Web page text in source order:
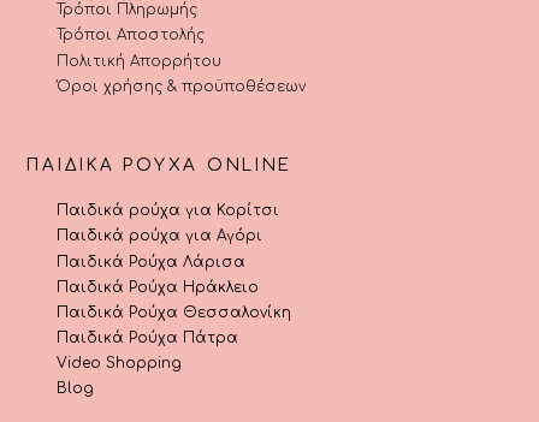
Τρόποι Πληρωμής
Τρόποι Αποστολής
Πολιτική Απορρήτου
Όροι χρήσης & προϋποθέσεων
ΠΑΙΔΙΚΆ ΡΟΎΧΑ ONLINE
Παιδικά ρούχα για Κορίτσι
Παιδικά ρούχα για Αγόρι
Παιδικά Ρούχα Λάρισα
Παιδικά Ρούχα Ηράκλειο
Παιδικά Ρούχα Θεσσαλονίκη
Παιδικά Ρούχα Πάτρα
Video Shopping
Blog